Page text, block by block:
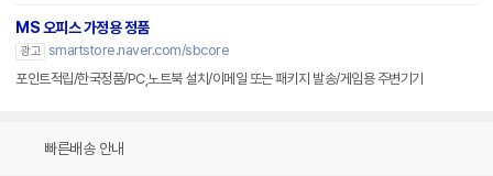
MS 오피스 가정용 정품
광고 smartstore.naver.com/sbcore
포인트적립/한국정품/PC,노트북 설치/이메일 또는 패키지 발송/게임용 주변기기
빠른배송 안내